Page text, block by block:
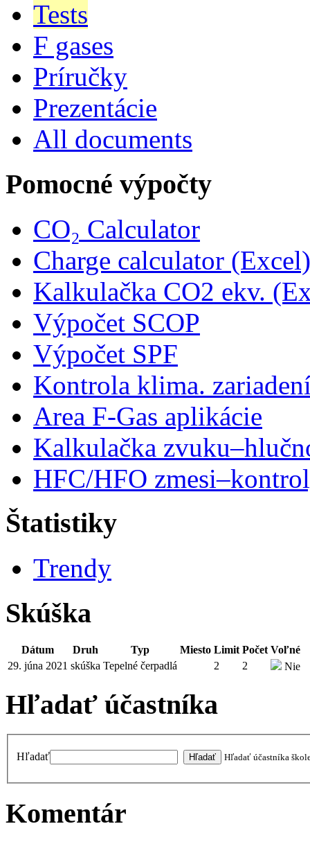
Tests
F gases
Príručky
Prezentácie
All documents
Pomocné výpočty
CO₂ Calculator
Charge calculator (Excel)
Kalkulačka CO2 ekv.
Výpočet SCOP
Výpočet SPF
Kontrola klima.
Area F-Gas aplikácie
Kalkulačka
HFC/HFO
Štatistiky
Trendy
Skúška
Dátum Druh Typ Miesto Limit Počet Voľné
29. júna 2021 skúška Tepelné čerpadlá 2 2 Nie
Hľadať účastníka
Hľadať Hľadať účastníka
Komentár